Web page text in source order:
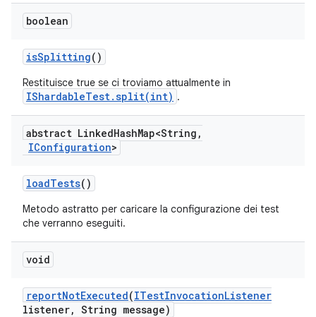
boolean
isSplitting()
Restituisce true se ci troviamo attualmente in
IShardableTest.split(int) .
abstract LinkedHashMap<String ,
IConfiguration>
loadTests()
Metodo astratto per caricare la configurazione dei test
che verranno eseguiti.
void
reportNotExecuted(ITestInvocationListener
listener, String message)